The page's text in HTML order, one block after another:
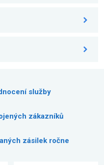
služby
zákazníků
zásilek ročne